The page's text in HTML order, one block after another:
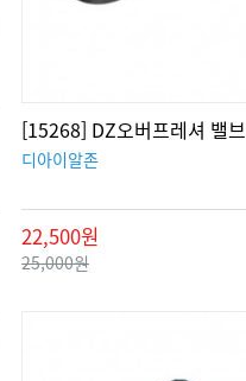
[15268] DZ오버프레셔 밸브
디아이알존
22,500원
25,000원